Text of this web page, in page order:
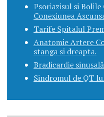
Psoriazisul si Bolile
Conexiunea
Tarife Spitalul
Anatomie Artere
stanga si dreapta.
Bradicardie
Sindromul de QT